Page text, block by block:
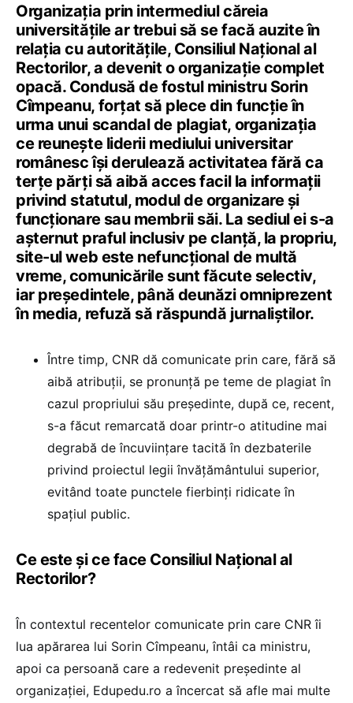
Organizația prin intermediul căreia
universitățile ar trebui să se facă auzite în
relația cu autoritățile, Consiliul Național al
Rectorilor, a devenit o organizație complet
opacă. Condusă de fostul ministru Sorin
Cîmpeanu, forțat să plece din funcție în
urma unui scandal de plagiat, organizația
ce reunește liderii mediului universitar
românesc își derulează activitatea fără ca
terțe părți să aibă acces facil la informații
privind statutul, modul de organizare și
funcționare sau membrii săi. La sediul ei s-a
așternut praful inclusiv pe clanță, la propriu,
site-ul web este nefuncțional de multă
vreme, comunicările sunt făcute selectiv,
iar președintele, până deunăzi omniprezent
în media, refuză să răspundă jurnaliștilor.
Între timp, CNR dă comunicate prin care, fără să
aibă atribuții, se pronunță pe teme de plagiat în
cazul propriului său președinte, după ce, recent,
s-a făcut remarcată doar printr-o atitudine mai
degrabă de încuviințare tacită în dezbaterile
privind proiectul legii învățământului superior,
evitând toate punctele fierbinți ridicate în
spațiul public.
Ce este și ce face Consiliul Național al
Rectorilor?
În contextul recentelor comunicate prin care CNR îi
lua apărarea lui Sorin Cîmpeanu, întâi ca ministru,
apoi ca persoană care a redevenit președinte al
organizației, Edupedu.ro a încercat să afle mai multe